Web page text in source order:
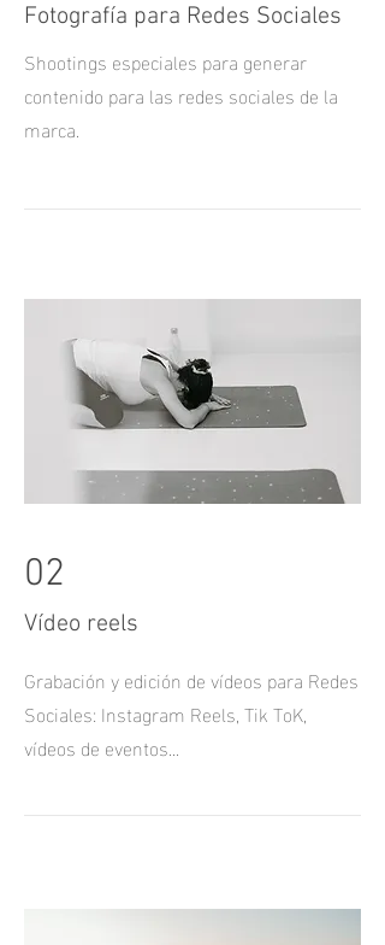
Fotografía para Redes Sociales
Shootings especiales para generar
contenido para las redes sociales de la
marca.
02
​Vídeo reels
Grabación y edición de vídeos para Redes
Sociales: Instagram Reels, Tik ToK,
vídeos de eventos...